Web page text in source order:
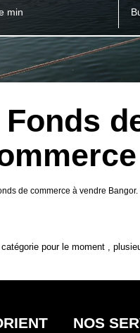
de commerce à vendre
pour le moment ,
NOS